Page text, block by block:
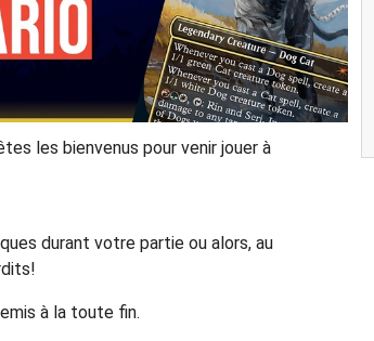
les bienvenus pour venir jouer à
durant votre partie ou alors, au
à la toute fin.